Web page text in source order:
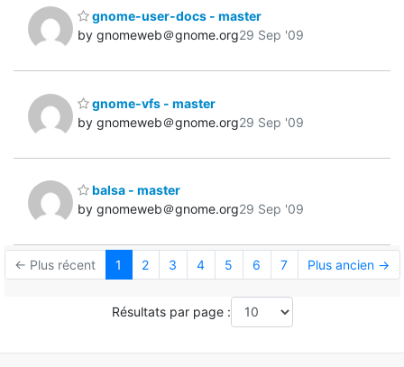
gnome-user-docs - master
by gnomeweb＠gnome.org29 Sep '09
gnome-vfs - master
by gnomeweb＠gnome.org29 Sep '09
balsa - master
by gnomeweb＠gnome.org29 Sep '09
← Plus récent 1 2 3 4 5 6 7 Plus ancien →
Résultats par page :